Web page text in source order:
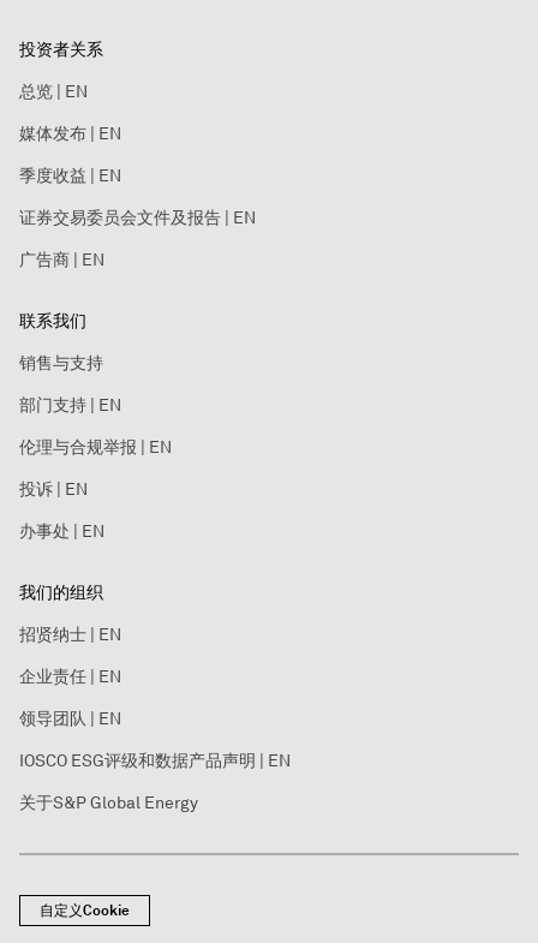
投资者关系
总览 | EN
媒体发布 | EN
季度收益 | EN
证券交易委员会文件及报告 | EN
广告商 | EN
联系我们
销售与支持
部门支持 | EN
伦理与合规举报 | EN
投诉 | EN
办事处 | EN
我们的组织
招贤纳士 | EN
企业责任 | EN
领导团队 | EN
IOSCO ESG评级和数据产品声明 | EN
关于S&P Global Energy
自定义Cookie